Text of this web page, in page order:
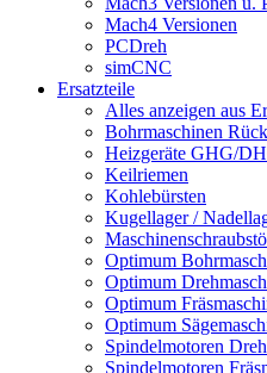
Mach4 Versionen
PCDreh
simCNC
Ersatzteile
Alles anzeigen aus
Bohrmaschinen
Heizgeräte GHG/
Keilriemen
Kohlebürsten
Kugellager /
Optimum
Optimum
Optimum
Optimum
Spindelmotoren
Spindelmotoren